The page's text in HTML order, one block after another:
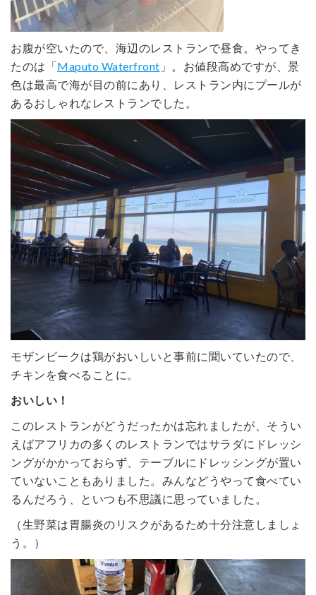
お腹が空いたので、海辺のレストランで昼食。やってき
たのは「Maputo Waterfront 」。お値段高めですが、景
色は最高で海が目の前にあり、レストラン内にプールが
あるおしゃれなレストランでした。
モザンビークは鶏がおいしいと事前に聞いていたので、
チキンを食べることに。
おいしい！
このレストランがどうだったかは忘れましたが、そうい
えばアフリカの多くのレストランではサラダにドレッシ
ングがかかっておらず、テーブルにドレッシングが置い
ていないこともありました。みんなどうやって食べてい
るんだろう、といつも不思議に思っていました。
（生野菜は胃腸炎のリスクがあるため十分注意しましょ
う。）